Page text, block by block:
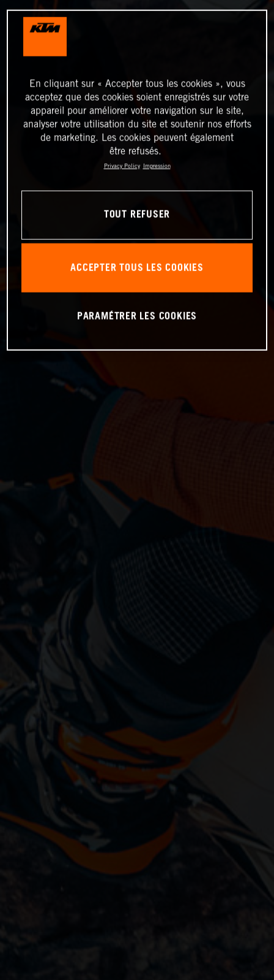
En cliquant sur « Accepter tous les cookies », vous
acceptez que des cookies soient enregistrés sur votre
appareil pour améliorer votre navigation sur le site,
analyser votre utilisation du site et soutenir nos efforts
de marketing. Les cookies peuvent également
être refusés.
Privacy Policy Impression
TOUT REFUSER
ACCEPTER TOUS LES COOKIES
PARAMÉTRER LES COOKIES